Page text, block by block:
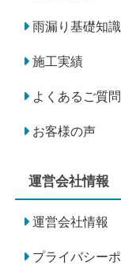
雨漏り基礎知識
施工実績
よくあるご質問
お客様の声
運営会社情報
運営会社情報
プライバシー